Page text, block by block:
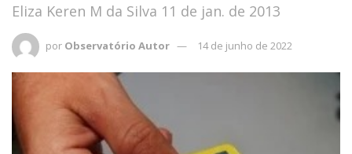
Eliza Keren M da Silva 11 de jan. de 2013
por Observatório Autor 14 de junho de 2022